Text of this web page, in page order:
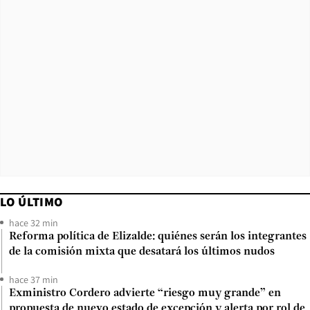
LO ÚLTIMO
hace 32 min
Reforma política de Elizalde: quiénes serán los integrantes
de la comisión mixta que desatará los últimos nudos
hace 37 min
Exministro Cordero advierte “riesgo muy grande” en